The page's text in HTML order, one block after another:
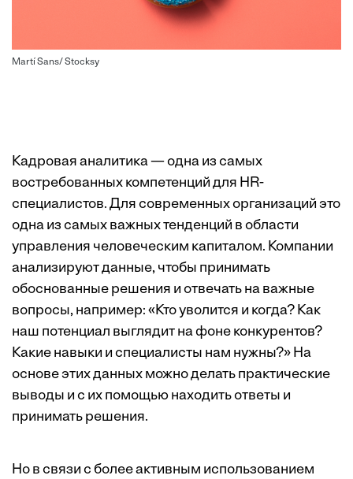
Martí Sans/ Stocksy
Кадровая аналитика — одна из самых
востребованных компетенций для HR-
специалистов. Для современных организаций это
одна из самых важныхтенденций в области
управления человеческим капиталом. Компании
анализируют данные, чтобы принимать
обоснованные решения и отвечать на важные
вопросы, например: «Кто уволится и когда? Как
наш потенциал выглядит на фоне конкурентов?
Какие навыки и специалисты нам нужны?» На
основе этих данных можно делать практические
выводы и с их помощью находить ответы и
принимать решения.
Но в связи с более активным использованием